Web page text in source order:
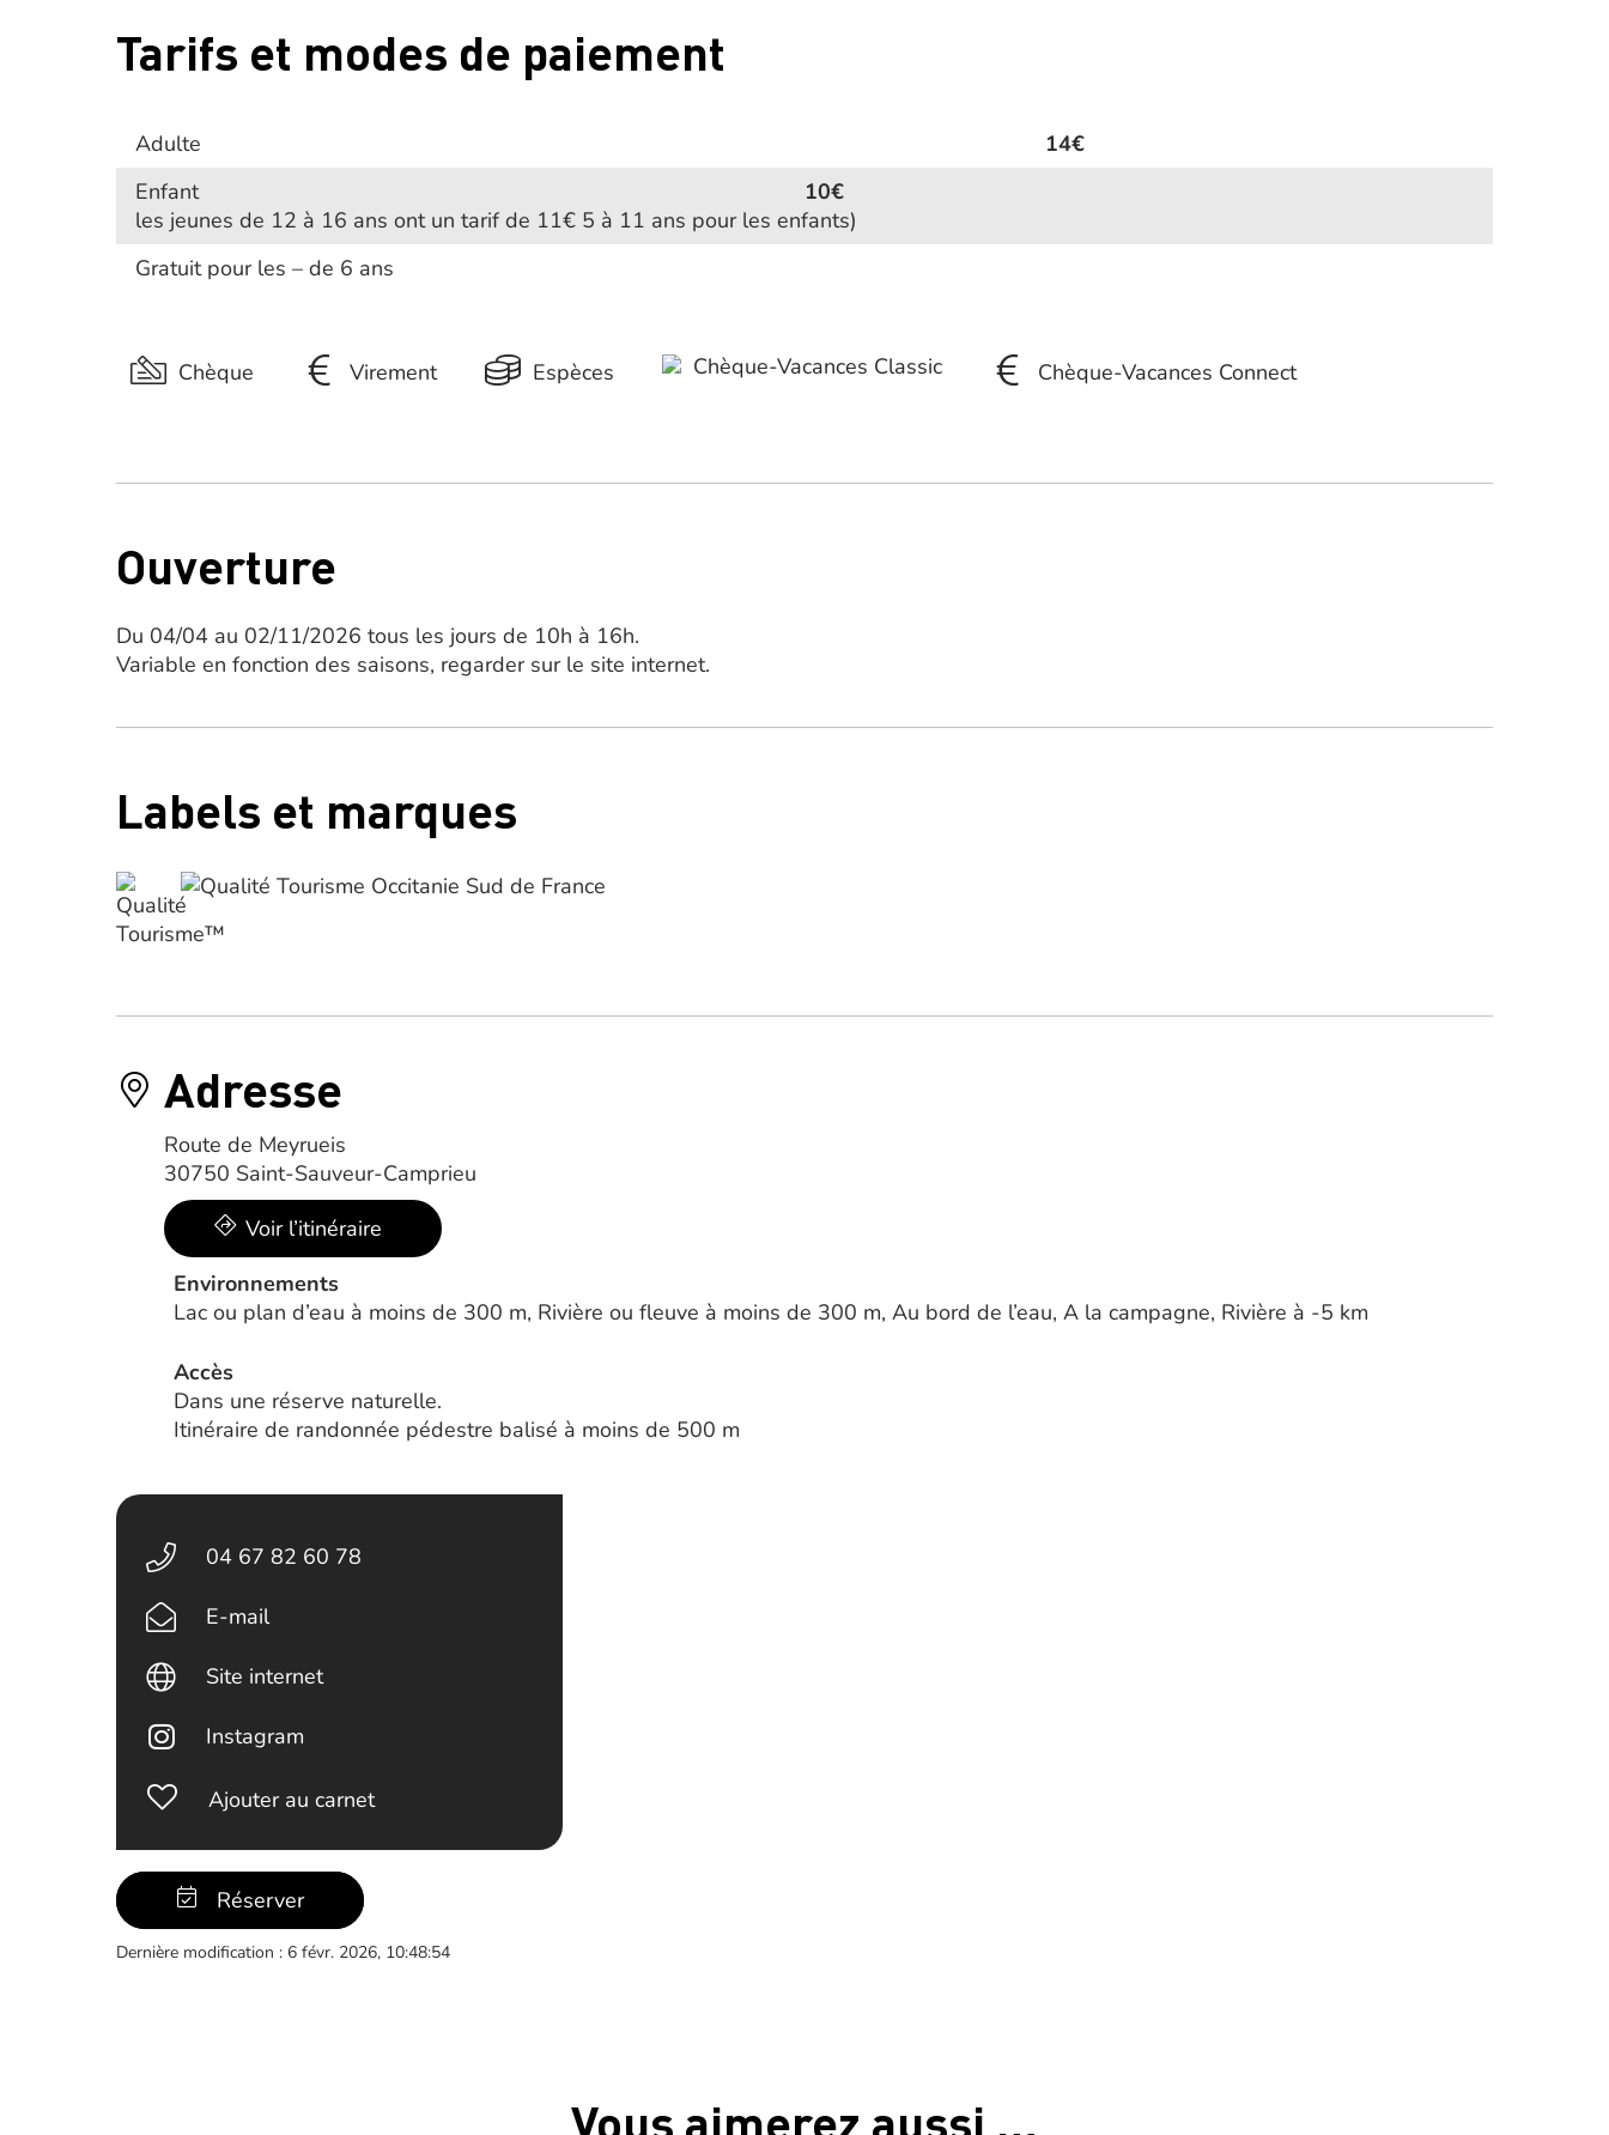
Tarifs et modes de paiement
Adulte
14€
Enfant
10€
les jeunes de 12 à 16 ans ont un tarif de 11€ 5 à 11 ans pour les enfants)
Gratuit pour les – de 6 ans
Chèque Virement Espèces Chèque-Vacances Classic Chèque-Vacances Connect
Ouverture
Du 04/04 au 02/11/2026 tous les jours de 10h à 16h.
Variable en fonction des saisons, regarder sur le site internet.
Labels et marques
Adresse
Route de Meyrueis
30750 Saint-Sauveur-Camprieu
Voir l’itinéraire
Environnements
Lac ou plan d’eau à moins de 300 m, Rivière ou fleuve à moins de 300 m, Au bord de l’eau, A la campagne, Rivière à -5 km
Accès
Dans une réserve naturelle.
Itinéraire de randonnée pédestre balisé à moins de 500 m
04 67 82 60 78
E-mail
Site internet
Instagram
Ajouter au carnet
Réserver
Dernière modification : 6 févr. 2026, 10:48:54
Vous aimerez aussi …